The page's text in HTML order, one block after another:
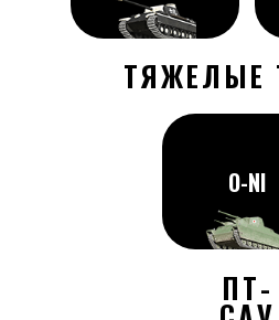
ТЯЖЕЛЫЕ
O-NI
ПТ-